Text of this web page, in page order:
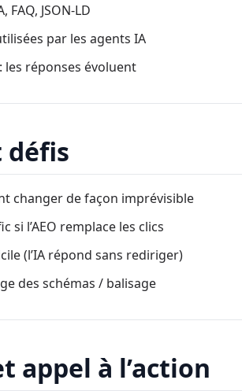
JSON-LD
par les agents IA
réponses évoluent
défis
changer de façon imprévisible
si l’AEO remplace les clics
(l’IA répond sans rediriger)
des schémas / balisage
appel à l’action